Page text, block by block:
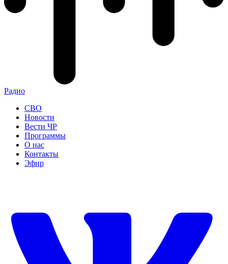
Радио
СВО
Новости
Вести ЧР
Программы
О нас
Контакты
Эфир